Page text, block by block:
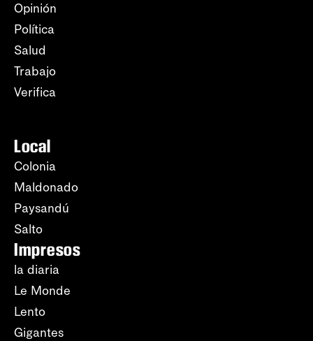
Opinión
Política
Salud
Trabajo
Verifica
Local
Colonia
Maldonado
Paysandú
Salto
Impresos
la diaria
Le Monde
Lento
Gigantes